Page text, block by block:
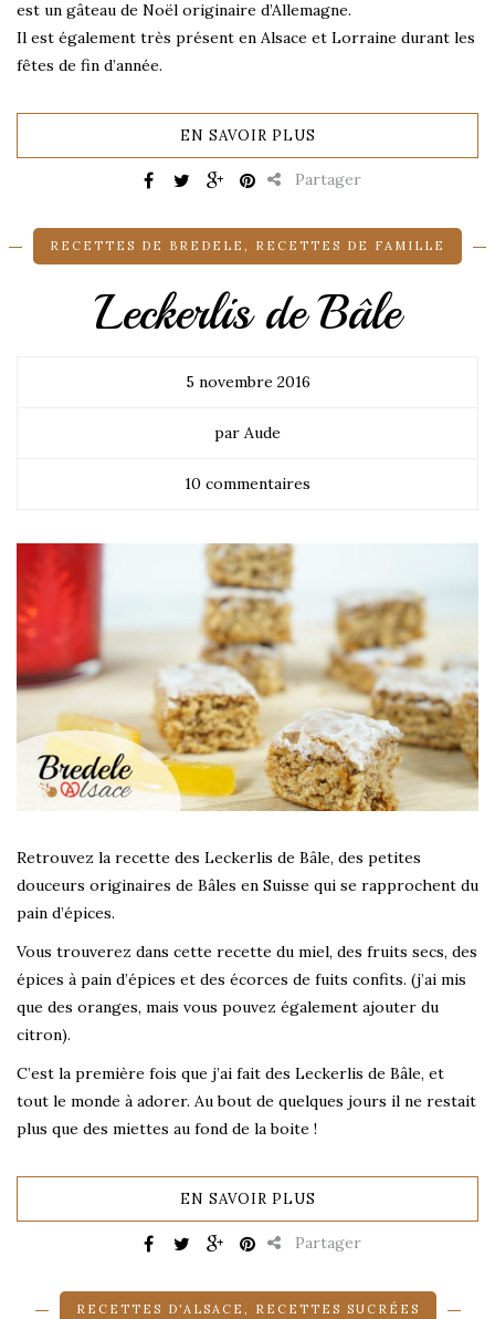
est un gâteau de Noël originaire d’Allemagne.
Il est également très présent en Alsace et Lorraine durant les
fêtes de fin d’année.
EN SAVOIR PLUS
Partager
RECETTES DE BREDELE , RECETTES DE FAMILLE
Leckerlis de Bâle
5 novembre 2016
par Aude
10 commentaires
Retrouvez la recette des Leckerlis de Bâle, des petites
douceurs originaires de Bâles en Suisse qui se rapprochent du
pain d’épices.
Vous trouverez dans cette recette du miel, des fruits secs, des
épices à pain d’épices et des écorces de fuits confits. (j’ai mis
que des oranges, mais vous pouvez également ajouter du
citron).
C’est la première fois que j’ai fait des Leckerlis de Bâle, et
tout le monde à adorer. Au bout de quelques jours il ne restait
plus que des miettes au fond de la boite !
EN SAVOIR PLUS
Partager
RECETTES D'ALSACE RECETTES SUCRÉES